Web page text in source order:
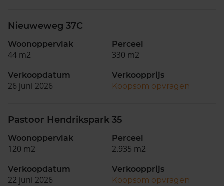
Nieuweweg 37C
Woonoppervlak
44 m2
Perceel
330 m2
Verkoopdatum
26 juni 2026
Verkoopprijs
Koopsom opvragen
Pastoor Hendrikspark 35
Woonoppervlak
120 m2
Perceel
2.935 m2
Verkoopdatum
22 juni 2026
Verkoopprijs
Koopsom opvragen